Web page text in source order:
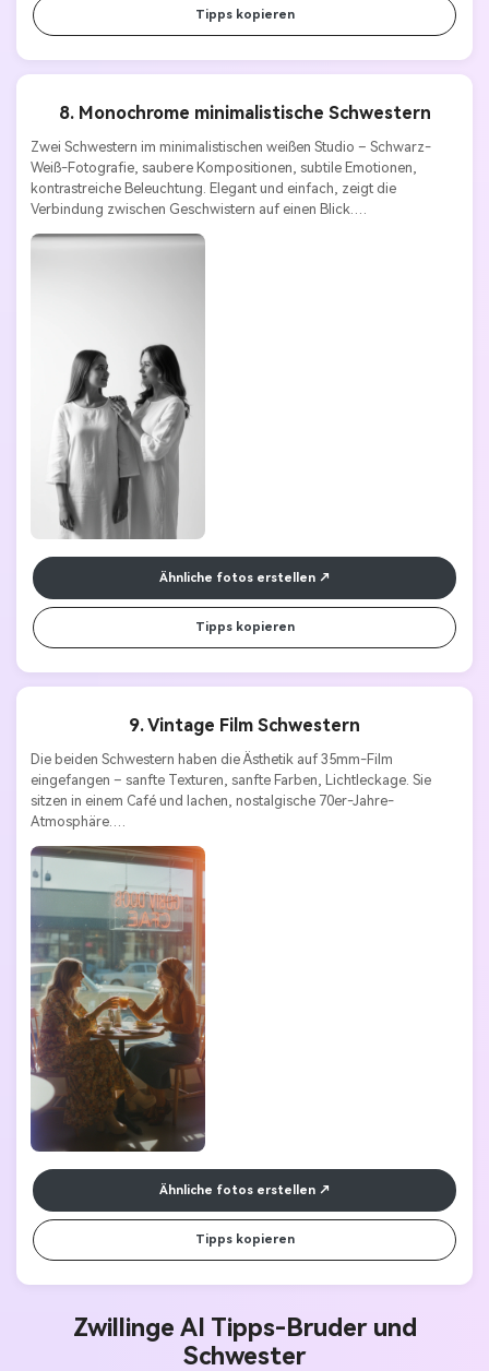
Tipps kopieren
8. Monochrome minimalistische Schwestern
Zwei Schwestern im minimalistischen weißen Studio – Schwarz-
Weiß-Fotografie, saubere Kompositionen, subtile Emotionen,
kontrastreiche Beleuchtung. Elegant und einfach, zeigt die
Verbindung zwischen Geschwistern auf einen Blick.
Stile Schlüsselwörter:Monochrome | minimalistisch | elegant |
Ähnliche fotos erstellen
Tipps kopieren
9. Vintage Film Schwestern
Die beiden Schwestern haben die Ästhetik auf 35mm-Film
eingefangen – sanfte Texturen, sanfte Farben, Lichtleckage. Sie
sitzen in einem Café und lachen, nostalgische 70er-Jahre-
Atmosphäre.
Stile Schlüsselwörter:Simulationsfilm | Nostalgie | Wärme |
Realismus | Retro
Ähnliche fotos erstellen
Tipps kopieren
Zwillinge AI Tipps-Bruder und
Schwester